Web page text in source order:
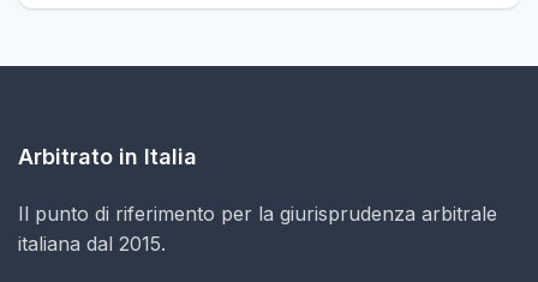
Arbitrato in Italia
Il punto di riferimento per la giurisprudenza arbitrale
italiana dal 2015.